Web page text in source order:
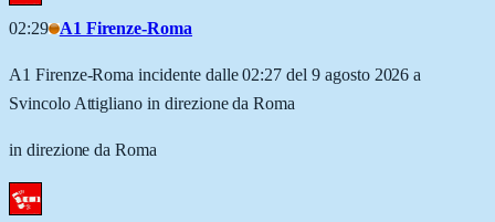
02:29 A1 Firenze-Roma
A1 Firenze-Roma incidente dalle 02:27 del 9 agosto 2026 a
Svincolo Attigliano in direzione da Roma
in direzione da Roma